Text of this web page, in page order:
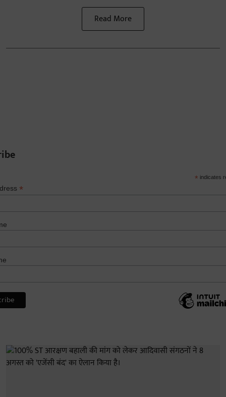
Read More
* indicates
*